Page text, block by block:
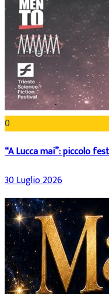
0
“A Lucca mai”: piccolo
30 Luglio 2026